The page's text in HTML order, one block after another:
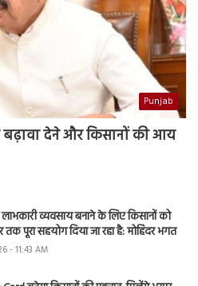
Punjab
बढ़ावा देने और किसानों की आय
लाभकारी व्यवसाय बनाने के लिए किसानों को
तक पूरा सहयोग दिया जा रहा है: मोहिंदर भगत
- 11:43 AM